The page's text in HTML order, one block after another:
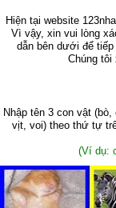
Hiện tại website
Vì vậy, xin vui lòng
dẫn bên dưới để
Chúng
Nhập tên 3 con vật (bò,
vịt, voi)theo thứ tự
(Ví dụ: